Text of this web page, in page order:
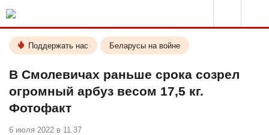
Поддержать нас Беларусы на войне
В Смолевичах раньше срока созрел
огромный арбуз весом 17,5 кг.
Фотофакт
6 июля 2022 в 11.37